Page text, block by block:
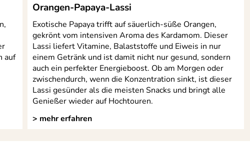
auf
Orangen-Papaya-Lassi
Exotische Papaya trifft auf säuerlich-süße Orangen,
gekrönt vom intensiven Aroma des Kardamom. Dieser
Lassi liefert Vitamine, Balaststoffe und Eiweis in nur
einem Getränk und ist damit nicht nur gesund, sondern
auch ein perfekter Energieboost. Ob am Morgen oder
zwischendurch, wenn die Konzentration sinkt, ist dieser
Lassi gesünder als die meisten Snacks und bringt alle
Genießer wieder auf Hochtouren.
> mehr erfahren